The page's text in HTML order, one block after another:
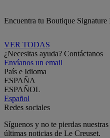
Encuentra tu Boutique Signature
VER TODAS
¿Necesitas ayuda? Contáctanos
Envíanos un email
País e Idioma
ESPAÑA
ESPAÑOL
Español
Redes sociales
Síguenos y no te pierdas
últimas noticias de Le Creuset.